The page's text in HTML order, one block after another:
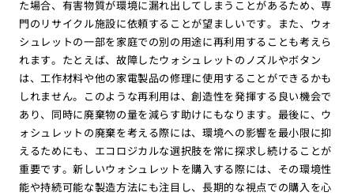
た場合、有害物質が環境に漏れ出してしまうことがあるため、専
門のリサイクル施設に依頼することが望ましいです。また、ウォ
シュレットの一部を家庭での別の用途に再利用することも考えら
れます。たとえば、故障したウォシュレットのノズルやボタン
は、工作材料や他の家電製品の修理に使用することができるかも
しれません。このような再利用は、創造性を発揮する良い機会で
あり、同時に廃棄物の量を減らす助けにもなります。最後に、ウ
ォシュレットの廃棄を考える際には、環境への影響を最小限に抑
えるためにも、エコロジカルな選択肢を常に探求し続けることが
重要です。新しいウォシュレットを購入する際には、その環境性
能や持続可能な製造方法にも注目し、長期的な視点での購入を心